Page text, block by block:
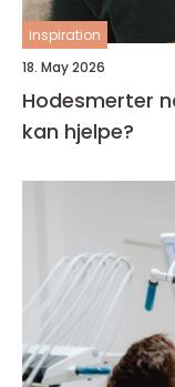
inspiration
18. May 2026
Hodesmerter når bør du bli bekymret, og hva
kan hjelpe?